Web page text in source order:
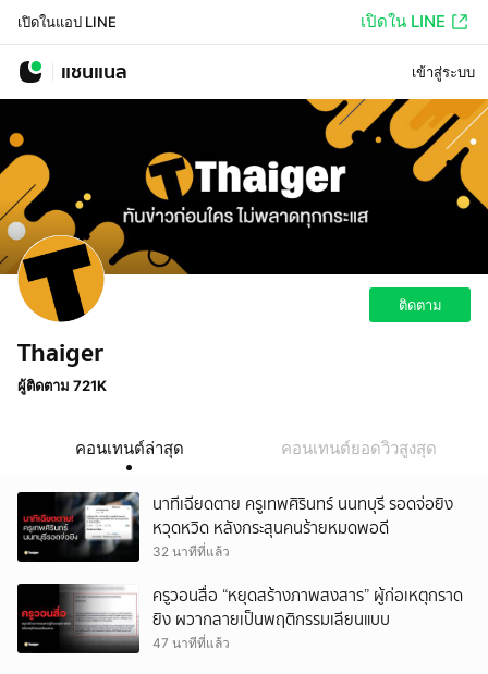
เปิดในแอป LINE เปิดใน LINE
แชนแนล เข้าสู่ระบบ
ติดตาม
Thaiger
ผู้ติดตาม 721K
คอนเทนต์ล่าสุด คอนเทนต์ยอดวิวสูงสุด
นาทีเฉียดตาย ครูเทพศิรินทร์ นนทบุรี รอดจ่อยิง
หวุดหวิด หลังกระสุนคนร้ายหมดพอดี
32 นาทีที่แล้ว
ครูวอนสื่อ “หยุดสร้างภาพสงสาร” ผู้ก่อเหตุกราด
ยิง ผวากลายเป็นพฤติกรรมเลียนแบบ
47 นาทีที่แล้ว